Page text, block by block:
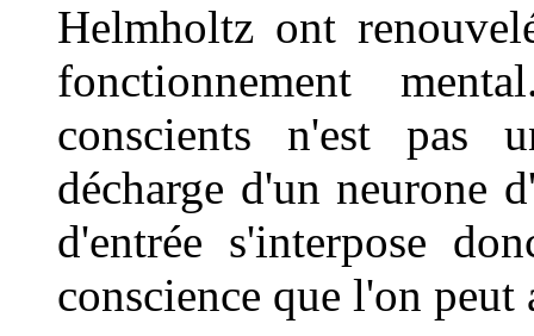
Helmholtz ont
fonctionnement
conscients n'est pas
décharge d'un neurone
d'entrée s'interpose
conscience que l'on